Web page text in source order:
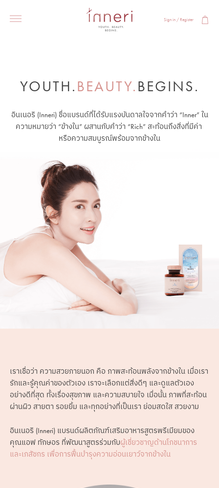
Sign in / Register
YOUTH.BEAUTY.BEGINS.
อินเนอริ (Inneri) ชื่อแบรนด์ที่ได้รับแรงบันดาลใจจากคำว่า “Inner” ใน
ความหมายว่า “ข้างใน” ผสานกับคำว่า “Rich” สะท้อนถึงสิ่งที่มีค่า
หรือความสมบูรณ์พร้อมจากข้างใน
เราเชื่อว่า ความสวยภายนอก คือ ภาพสะท้อนพลังจากข้างใน เมื่อเรา
รักและรู้คุณค่าของตัวเอง เราจะเลือกแต่สิ่งดีๆ และดูแลตัวเอง
อย่างดีที่สุด ทั้งเรื่องสุขภาพ และความสบายใจ เมื่อนั้น ภาพที่สะท้อน
ผ่านผิว สายตา รอยยิ้ม และทุกอย่างที่เป็นเรา ย่อมสดใส สวยงาม
อินเนอริ (Inneri) แบรนด์ผลิตภัณฑ์เสริมอาหารสูตรพรีเมียมของ
คุณแอฟ ทักษอร ที่พัฒนาสูตรร่วมกับผู้เชี่ยวชาญด้านโภชนาการ
และเภสัชกร เพื่อการฟื้นบำรุงความอ่อนเยาว์จากข้างใน